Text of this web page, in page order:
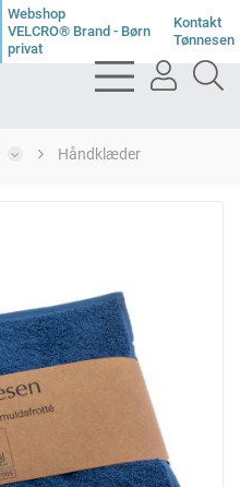
Webshop
VELCRO® Brand - Børn
privat
Kontakt
Tønnesen
bars
light
user
Håndklæder